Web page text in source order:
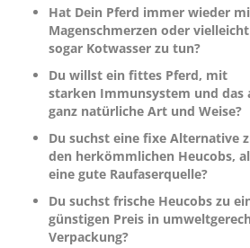
Hat Dein Pferd immer wieder
Magenschmerzen oder vielleicht
sogar Kotwasser zu tun?
Du willst ein fittes Pferd, mit
starken Immunsystem und das
ganz natürliche Art und Weise?
Du suchst eine fixe Alternative
den herkömmlichen Heucobs,
eine gute Raufaserquelle?
Du suchst frische Heucobs zu
günstigen Preis in
Verpackung?